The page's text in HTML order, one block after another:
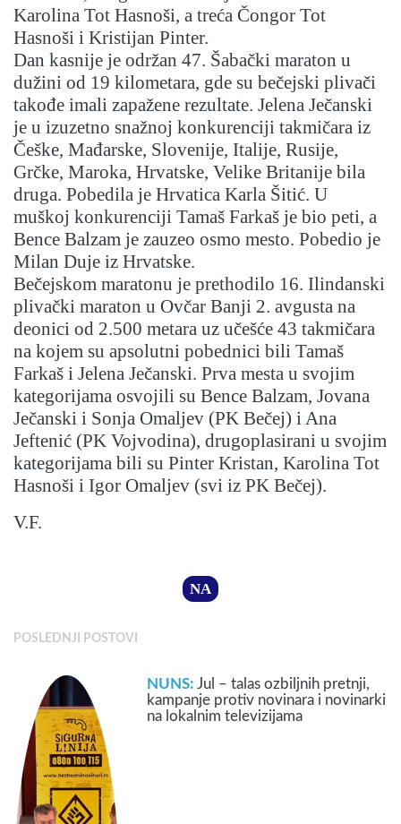
Karolina Tot Hasnoši, a treća Čongor Tot
Hasnoši i Kristijan Pinter.
Dan kasnije je održan 47. Šabački maraton u
dužini od 19 kilometara, gde su bečejski plivači
takođe imali zapažene rezultate. Jelena Ječanski
je u izuzetno snažnoj konkurenciji takmičara iz
Češke, Mađarske, Slovenije, Italije, Rusije,
Grčke, Maroka, Hrvatske, Velike Britanije bila
druga. Pobedila je Hrvatica Karla Šitić. U
muškoj konkurenciji Tamaš Farkaš je bio peti, a
Bence Balzam je zauzeo osmo mesto. Pobedio je
Milan Duje iz Hrvatske.
Bečejskom maratonu je prethodilo 16. Ilindanski
plivački maraton u Ovčar Banji 2. avgusta na
deonici od 2.500 metara uz učešće 43 takmičara
na kojem su apsolutni pobednici bili Tamaš
Farkaš i Jelena Ječanski. Prva mesta u svojim
kategorijama osvojili su Bence Balzam, Jovana
Ječanski i Sonja Omaljev (PK Bečej) i Ana
Jeftenić (PK Vojvodina), drugoplasirani u svojim
kategorijama bili su Pinter Kristan, Karolina Tot
Hasnoši i Igor Omaljev (svi iz PK Bečej).
V.F.
NA
POSLEDNJI POSTOVI
NUNS:Jul – talas ozbiljnih pretnji,
kampanje protiv novinara i novinarki
na lokalnim televizijama